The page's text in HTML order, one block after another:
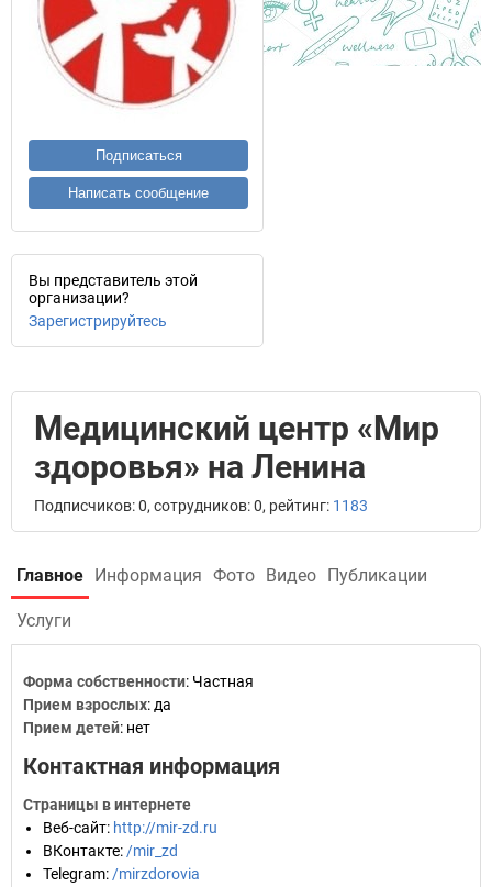
Подписаться
Написать сообщение
Вы представитель этой
организации?
Зарегистрируйтесь
Медицинский центр «Мир
здоровья» на Ленина
Подписчиков: 0, сотрудников: 0, рейтинг: 1183
Главное Информация Фото Видео Публикации
Услуги
Форма собственности: Частная
Прием взрослых: да
Прием детей: нет
Контактная информация
Страницы в интернете
Веб-сайт: http://mir-zd.ru
ВКонтакте: /mir_zd
Telegram: /mirzdorovia